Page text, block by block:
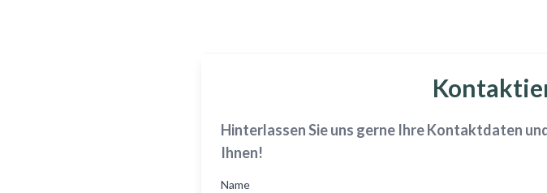
Hinterlassen Sie uns gerne Ihre Kontaktdaten
Ihnen!
Name